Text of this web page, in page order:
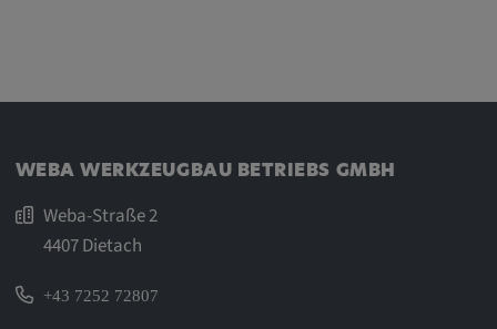
WEBA WERKZEUGBAU BETRIEBS GMBH
Weba-Straße 2
4407 Dietach
+43 7252 72807